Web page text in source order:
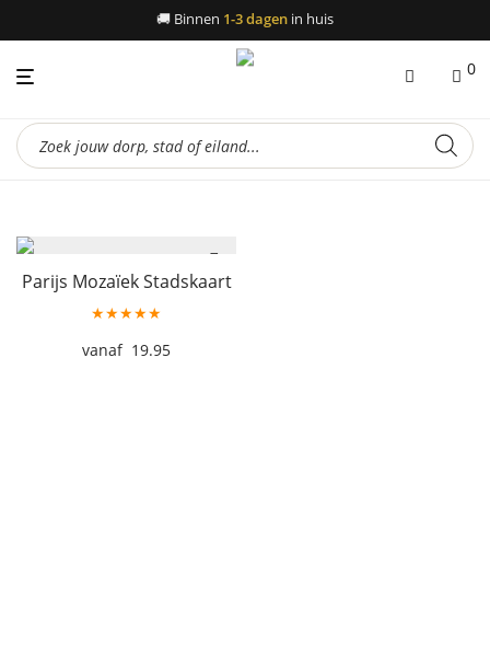
🚚 Binnen 1-3 dagen in huis
0
Producten
zoeken
Parijs Mozaïek Stadskaart
★★★★★
19.95